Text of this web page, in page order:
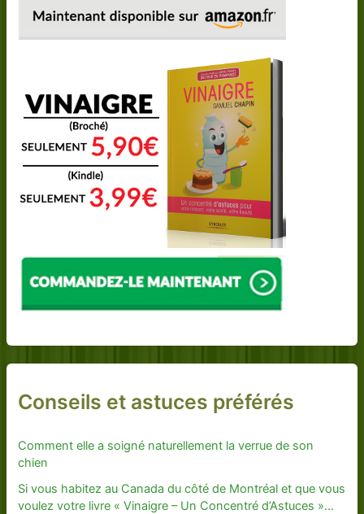
Conseils et astuces préférés
Comment elle a soigné naturellement la verrue de son
chien
Si vous habitez au Canada du côté de Montréal et que vous
voulez votre livre « Vinaigre – Un Concentré d’Astuces »…